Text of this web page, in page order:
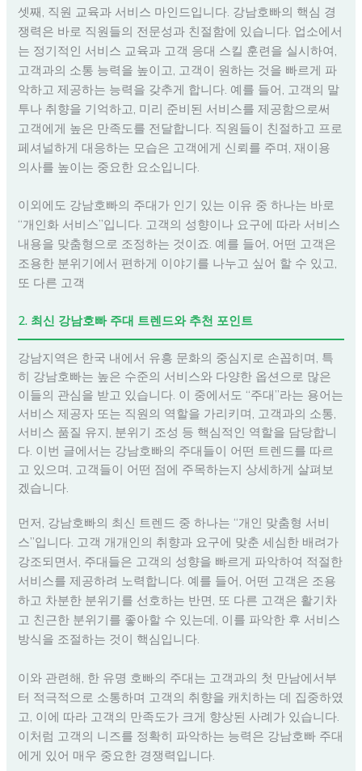
셋째, 직원 교육과 서비스 마인드입니다. 강남호빠의 핵심 경
쟁력은 바로 직원들의 전문성과 친절함에 있습니다. 업소에서
는 정기적인 서비스 교육과 고객 응대 스킬 훈련을 실시하여,
고객과의 소통 능력을 높이고, 고객이 원하는 것을 빠르게 파
악하고 제공하는 능력을 갖추게 합니다. 예를 들어, 고객의 말
투나 취향을 기억하고, 미리 준비된 서비스를 제공함으로써
고객에게 높은 만족도를 전달합니다. 직원들이 친절하고 프로
페셔널하게 대응하는 모습은 고객에게 신뢰를 주며, 재이용
의사를 높이는 중요한 요소입니다.
이외에도 강남호빠의 주대가 인기 있는 이유 중 하나는 바로
“개인화 서비스”입니다. 고객의 성향이나 요구에 따라 서비스
내용을 맞춤형으로 조정하는 것이죠. 예를 들어, 어떤 고객은
조용한 분위기에서 편하게 이야기를 나누고 싶어 할 수 있고,
또 다른 고객
2. 최신 강남호빠 주대 트렌드와 추천 포인트
강남지역은 한국 내에서 유흥 문화의 중심지로 손꼽히며, 특
히 강남호빠는 높은 수준의 서비스와 다양한 옵션으로 많은
이들의 관심을 받고 있습니다. 이 중에서도 “주대”라는 용어는
서비스 제공자 또는 직원의 역할을 가리키며, 고객과의 소통,
서비스 품질 유지, 분위기 조성 등 핵심적인 역할을 담당합니
다. 이번 글에서는 강남호빠의 주대들이 어떤 트렌드를 따르
고 있으며, 고객들이 어떤 점에 주목하는지 상세하게 살펴보
겠습니다.
먼저, 강남호빠의 최신 트렌드 중 하나는 “개인 맞춤형 서비
스”입니다. 고객 개개인의 취향과 요구에 맞춘 세심한 배려가
강조되면서, 주대들은 고객의 성향을 빠르게 파악하여 적절한
서비스를 제공하려 노력합니다. 예를 들어, 어떤 고객은 조용
하고 차분한 분위기를 선호하는 반면, 또 다른 고객은 활기차
고 친근한 분위기를 좋아할 수 있는데, 이를 파악한 후 서비스
방식을 조절하는 것이 핵심입니다.
이와 관련해, 한 유명 호빠의 주대는 고객과의 첫 만남에서부
터 적극적으로 소통하며 고객의 취향을 캐치하는 데 집중하였
고, 이에 따라 고객의 만족도가 크게 향상된 사례가 있습니다.
이처럼 고객의 니즈를 정확히 파악하는 능력은 강남호빠 주대
에게 있어 매우 중요한 경쟁력입니다.